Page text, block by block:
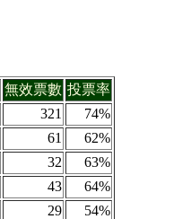
無效票數 投票率
321
74%
61
62%
32
63%
43
64%
29
54%